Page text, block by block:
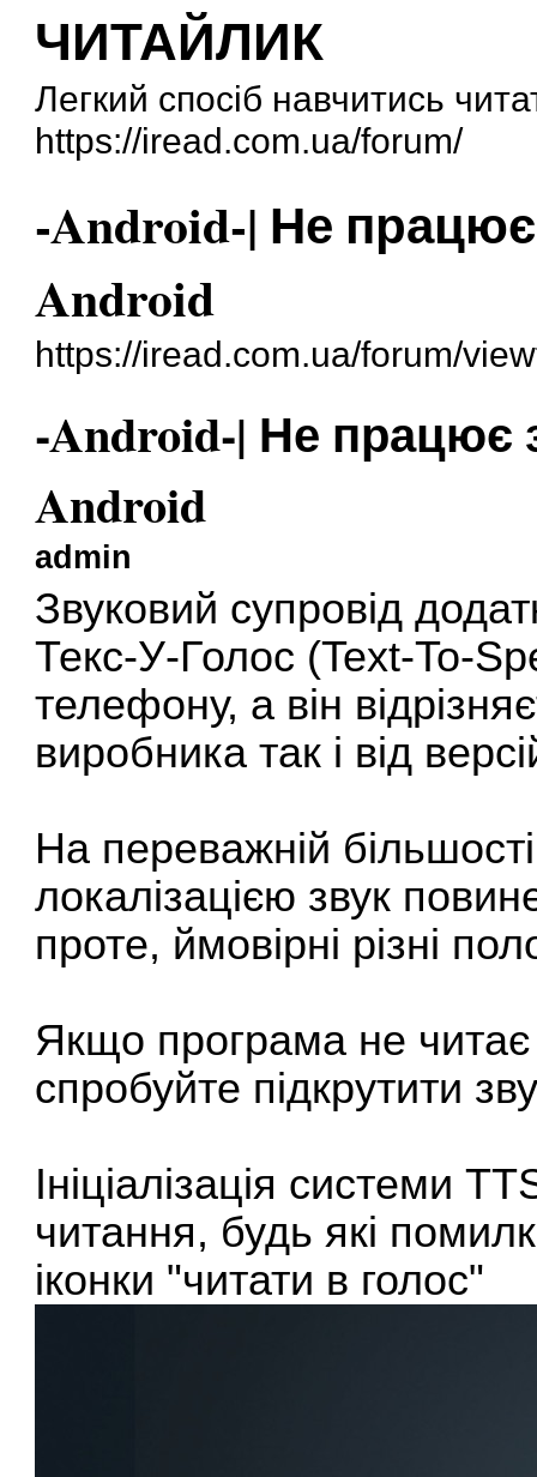
ЧИТАЙЛИК
Легкий спосіб навчитись
https://iread.com.ua/forum/
-Android-| Не
Android
https://iread.com.ua/forum/
-Android-| Не працює
Android
admin
Звуковий супровід
Текс-У-Голос (Text-To-
телефону, а він
виробника так і від
На переважній
локалізацією звук
проте, ймовірні різні
Якщо програма не
спробуйте підкрутити
Ініціалізація системи
читання, будь які
іконки "читати в голос"